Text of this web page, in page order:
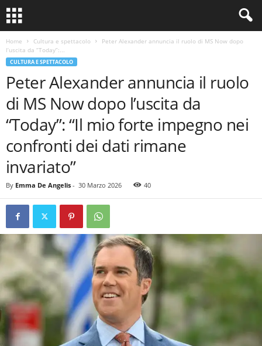
Home Cultura e spettacolo
Peter Alexander annuncia il ruolo di MS Now dopo
l’uscita da “Today”:...
CULTURA E SPETTACOLO
Peter Alexander annuncia il ruolo
di MS Now dopo l’uscita da
“Today”: “Il mio forte impegno nei
confronti dei dati rimane
invariato”
By Emma De Angelis - 30 Marzo 2026 40